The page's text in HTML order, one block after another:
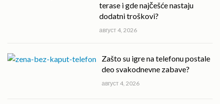
terase i gde najčešće nastaju
dodatni troškovi?
август 4, 2026
Zašto su igre na telefonu postale
deo svakodnevne zabave?
август 4, 2026